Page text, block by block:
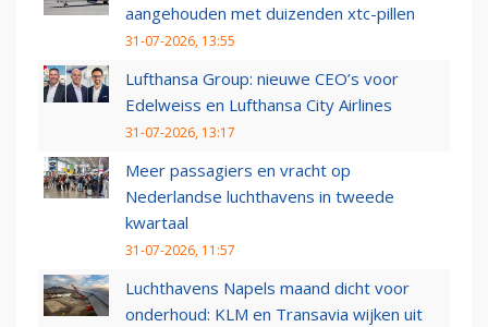
aangehouden met duizenden xtc-pillen
31-07-2026, 13:55
Lufthansa Group: nieuwe CEO’s voor
Edelweiss en Lufthansa City Airlines
31-07-2026, 13:17
Meer passagiers en vracht op
Nederlandse luchthavens in tweede
kwartaal
31-07-2026, 11:57
Luchthavens Napels maand dicht voor
onderhoud: KLM en Transavia wijken uit